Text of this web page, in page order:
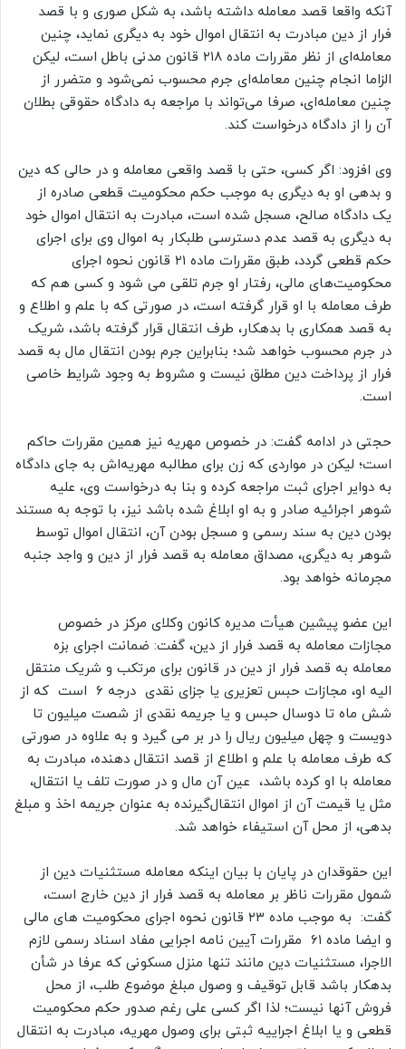
آنکه واقعا قصد معامله داشته باشد، به شکل صوری و با قصد
فرار از دین مبادرت به انتقال اموال خود به دیگری نماید، چنین
معامله‌ای از نظر مقررات ماده ۲۱۸ قانون مدنی باطل است، لیکن
الزاما انجام چنین معامله‌ای جرم محسوب نمی‌شود و متضرر از
چنین معامله‌ای، صرفا می‌تواند با مراجعه به دادگاه حقوقی بطلان
آن را از دادگاه درخواست کند.
وی افزود: اگر کسی، حتی با قصد واقعی معامله و در حالی که دین
و بدهی او به دیگری به موجب حکم محکومیت قطعی صادره از
یک دادگاه صالح، مسجل شده است، مبادرت به انتقال اموال خود
به دیگری به قصد عدم دسترسی طلبکار به اموال وی برای اجرای
حکم قطعی گردد، طبق مقررات ماده ۲۱ قانون نحوه اجرای
محکومیت‌های مالی، رفتار او جرم تلقی می شود و کسی هم که
طرف معامله با او قرار گرفته است، در صورتی که با علم و اطلاع و
به قصد همکاری با بدهکار، طرف انتقال قرار گرفته باشد، شریک
در جرم محسوب خواهد شد؛ بنابراین جرم بودن انتقال مال به قصد
فرار از پرداخت دین مطلق نیست و مشروط به وجود شرایط خاصی
است.
حجتی در ادامه گفت: در خصوص مهریه نیز همین مقررات حاکم
است؛ لیکن در مواردی که زن برای مطالبه مهریه‌اش به جای دادگاه
به دوایر اجرای ثبت مراجعه کرده و بنا به درخواست وی، علیه
شوهر اجرائیه صادر و به او ابلاغ شده باشد نیز، با توجه به مستند
بودن دین به سند رسمی و مسجل بودن آن، انتقال اموال توسط
شوهر به دیگری، مصداق معامله به قصد فرار از دین و واجد جنبه
مجرمانه خواهد بود.
این عضو پیشین هیأت مدیره کانون وکلای مرکز در خصوص
مجازات معامله به قصد فرار از دین، گفت: ضمانت اجرای بزه
معامله به قصد فرار از دین در قانون برای مرتکب و شریک منتقل
الیه او، مجازات حبس تعزیری یا جزای نقدی درجه ۶ است که از
شش ماه تا دوسال حبس و یا جریمه نقدی از شصت میلیون تا
دویست و چهل میلیون ریال را در بر می گیرد و به علاوه در صورتی
که طرف معامله با علم و اطلاع از قصد انتقال دهنده، مبادرت به
معامله با او کرده باشد، عین آن مال و در صورت تلف یا انتقال،
مثل یا قیمت آن از اموال انتقال‌گیرنده به عنوان جریمه اخذ و مبلغ
بدهی، از محل آن استیفاء خواهد شد.
این حقوقدان در پایان با بیان اینکه معامله مستثنیات دین از
شمول مقررات ناظر بر معامله به قصد فرار از دین خارج است،
گفت: به موجب ماده ۲۳ قانون نحوه اجرای محکومیت های مالی
و ایضا ماده ۶۱ مقررات آیین نامه اجرایی مفاد اسناد رسمی لازم
الاجرا، مستثنیات دین مانند تنها منزل مسکونی که عرفا در شأن
بدهکار باشد قابل توقیف و وصول مبلغ موضوع طلب، از محل
فروش آنها نیست؛ لذا اگر کسی علی رغم صدور حکم محکومیت
قطعی و یا ابلاغ اجراییه ثبتی برای وصول مهریه، مبادرت به انتقال